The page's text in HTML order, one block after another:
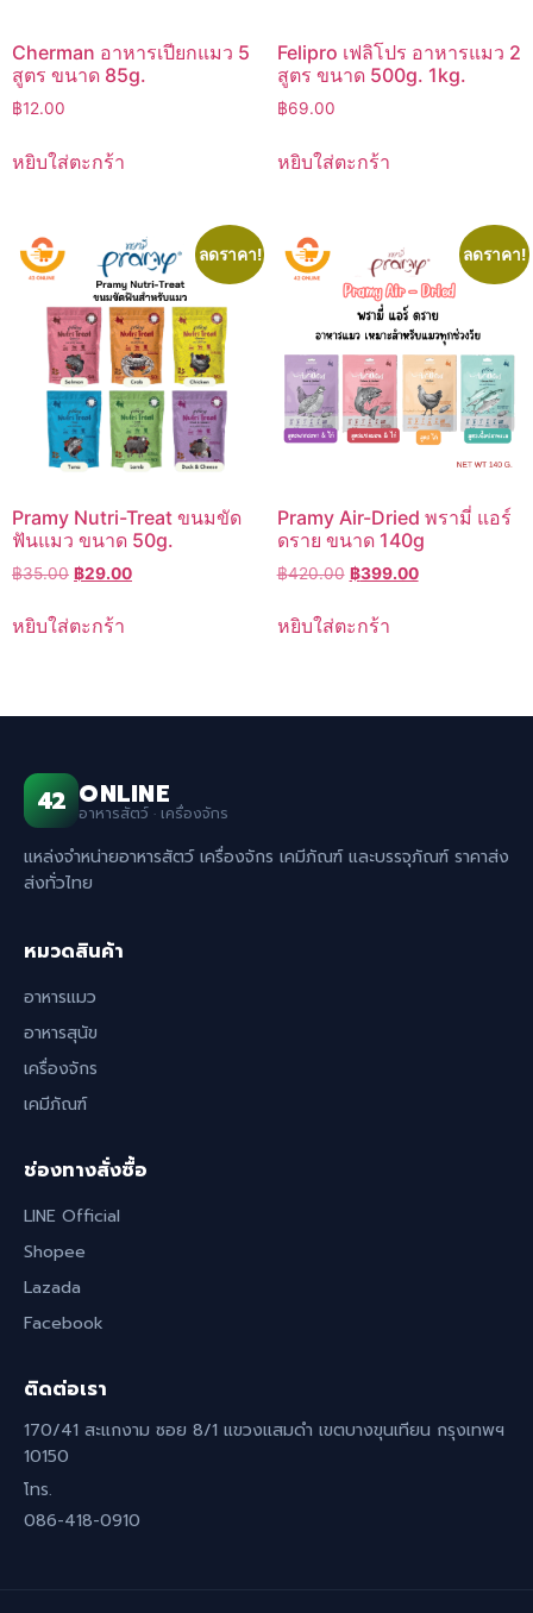
Cherman อาหารเปียกแมว 5
สูตร ขนาด 85g.
฿12.00
หยิบใส่ตะกร้า
Felipro เฟลิโปร อาหารแมว 2
สูตร ขนาด 500g. 1kg.
฿69.00
หยิบใส่ตะกร้า
ลดราคา!
Pramy Nutri-Treat ขนมขัด
ฟันแมว ขนาด 50g.
฿35.00 Original
was:
฿29.00Current
หยิบใส่ตะกร้า
ลดราคา!
Pramy Air-Dried พรามี่ แอร์
ดราย ขนาด 140g
฿420.00 Original
was:
฿399.00Current
หยิบใส่ตะกร้า
42 ONLINE
อาหารสัตว์ · เครื่องจักร
แหล่งจำหน่ายอาหารสัตว์ เครื่องจักร เคมีภัณฑ์ และบรรจุภัณฑ์ ราคาส่ง
ส่งทั่วไทย
หมวดสินค้า
อาหารแมว
อาหารสุนัข
เครื่องจักร
เคมีภัณฑ์
ช่องทางสั่งซื้อ
LINE Official
Shopee
Lazada
Facebook
ติดต่อเรา
170/41 สะแกงาม ซอย 8/1 แขวงแสมดำ เขตบางขุนเทียน กรุงเทพฯ
10150
โทร.
086-418-0910